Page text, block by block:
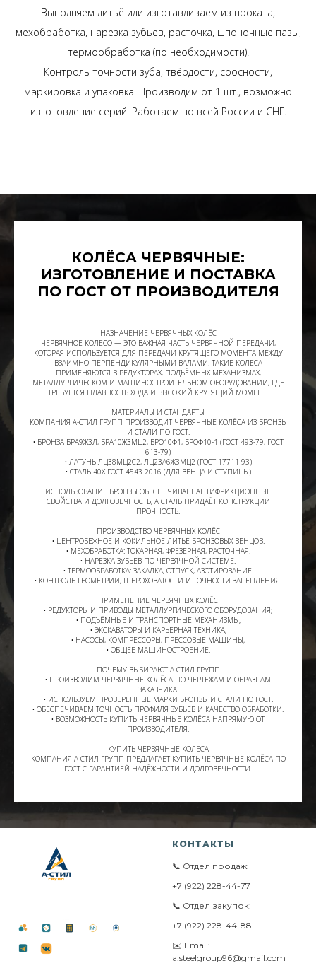
Выполняем литьё или изготавливаем из проката,
мехобработка, нарезка зубьев, расточка, шпоночные пазы,
термообработка (по необходимости).
Контроль точности зуба, твёрдости, соосности,
маркировка и упаковка. Производим от 1 шт., возможно
изготовление серий. Работаем по всей России и СНГ.
КОЛЁСА ЧЕРВЯЧНЫЕ:
ИЗГОТОВЛЕНИЕ И ПОСТАВКА
ПО ГОСТ ОТ ПРОИЗВОДИТЕЛЯ
НАЗНАЧЕНИЕ ЧЕРВЯЧНЫХ КОЛЁС
ЧЕРВЯЧНОЕ КОЛЕСО — ЭТО ВАЖНАЯ ЧАСТЬ ЧЕРВЯЧНОЙ ПЕРЕДАЧИ,
КОТОРАЯ ИСПОЛЬЗУЕТСЯ ДЛЯ ПЕРЕДАЧИ КРУТЯЩЕГО МОМЕНТА МЕЖДУ
ВЗАИМНО ПЕРПЕНДИКУЛЯРНЫМИ ВАЛАМИ. ТАКИЕ КОЛЁСА
ПРИМЕНЯЮТСЯ В РЕДУКТОРАХ, ПОДЪЁМНЫХ МЕХАНИЗМАХ,
МЕТАЛЛУРГИЧЕСКОМ И МАШИНОСТРОИТЕЛЬНОМ ОБОРУДОВАНИИ, ГДЕ
ТРЕБУЕТСЯ ПЛАВНОСТЬ ХОДА И ВЫСОКИЙ КРУТЯЩИЙ МОМЕНТ.
МАТЕРИАЛЫ И СТАНДАРТЫ
КОМПАНИЯ А-СТИЛ ГРУПП ПРОИЗВОДИТ ЧЕРВЯЧНЫЕ КОЛЁСА ИЗ БРОНЗЫ
И СТАЛИ ПО ГОСТ:
• БРОНЗА БРА9Ж3Л, БРА10Ж3МЦ2, БРО10Ф1, БРОФ10-1 (ГОСТ 493-79, ГОСТ
613-79)
• ЛАТУНЬ ЛЦ38МЦ2С2, ЛЦ23А6Ж3МЦ2 (ГОСТ 17711-93)
• СТАЛЬ 40Х ГОСТ 4543-2016 (ДЛЯ ВЕНЦА И СТУПИЦЫ)
ИСПОЛЬЗОВАНИЕ БРОНЗЫ ОБЕСПЕЧИВАЕТ АНТИФРИКЦИОННЫЕ
СВОЙСТВА И ДОЛГОВЕЧНОСТЬ, А СТАЛЬ ПРИДАЁТ КОНСТРУКЦИИ
ПРОЧНОСТЬ.
ПРОИЗВОДСТВО ЧЕРВЯЧНЫХ КОЛЁС
• ЦЕНТРОБЕЖНОЕ И КОКИЛЬНОЕ ЛИТЬЁ БРОНЗОВЫХ ВЕНЦОВ.
• МЕХОБРАБОТКА: ТОКАРНАЯ, ФРЕЗЕРНАЯ, РАСТОЧНАЯ.
• НАРЕЗКА ЗУБЬЕВ ПО ЧЕРВЯЧНОЙ СИСТЕМЕ.
• ТЕРМООБРАБОТКА: ЗАКАЛКА, ОТПУСК, АЗОТИРОВАНИЕ.
• КОНТРОЛЬ ГЕОМЕТРИИ, ШЕРОХОВАТОСТИ И ТОЧНОСТИ ЗАЦЕПЛЕНИЯ.
ПРИМЕНЕНИЕ ЧЕРВЯЧНЫХ КОЛЁС
• РЕДУКТОРЫ И ПРИВОДЫ МЕТАЛЛУРГИЧЕСКОГО ОБОРУДОВАНИЯ;
• ПОДЪЁМНЫЕ И ТРАНСПОРТНЫЕ МЕХАНИЗМЫ;
• ЭКСКАВАТОРЫ И КАРЬЕРНАЯ ТЕХНИКА;
• НАСОСЫ, КОМПРЕССОРЫ, ПРЕССОВЫЕ МАШИНЫ;
• ОБЩЕЕ МАШИНОСТРОЕНИЕ.
ПОЧЕМУ ВЫБИРАЮТ А-СТИЛ ГРУПП
• ПРОИЗВОДИМ ЧЕРВЯЧНЫЕ КОЛЁСА ПО ЧЕРТЕЖАМ И ОБРАЗЦАМ
ЗАКАЗЧИКА.
• ИСПОЛЬЗУЕМ ПРОВЕРЕННЫЕ МАРКИ БРОНЗЫ И СТАЛИ ПО ГОСТ.
• ОБЕСПЕЧИВАЕМ ТОЧНОСТЬ ПРОФИЛЯ ЗУБЬЕВ И КАЧЕСТВО ОБРАБОТКИ.
• ВОЗМОЖНОСТЬ КУПИТЬ ЧЕРВЯЧНЫЕ КОЛЁСА НАПРЯМУЮ ОТ
ПРОИЗВОДИТЕЛЯ.
КУПИТЬ ЧЕРВЯЧНЫЕ КОЛЁСА
КОМПАНИЯ А-СТИЛ ГРУПП ПРЕДЛАГАЕТ КУПИТЬ ЧЕРВЯЧНЫЕ КОЛЁСА ПО
ГОСТ С ГАРАНТИЕЙ НАДЁЖНОСТИ И ДОЛГОВЕЧНОСТИ.
КОНТАКТЫ
📞 Отдел продаж:
+7 (922) 228-44-77
📞 Отдел закупок:
+7 (922) 228-44-88
✉️ Email:
a.steelgroup96@gmail.com